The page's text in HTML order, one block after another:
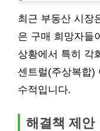
최근 부동산 시장
은 구매 희망자들
상황에서 특히 각
센트럴(주상복합)
수적입니다.
해결책 제안